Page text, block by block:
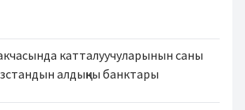
катталуучуларынын саны
алдыңкы банктары